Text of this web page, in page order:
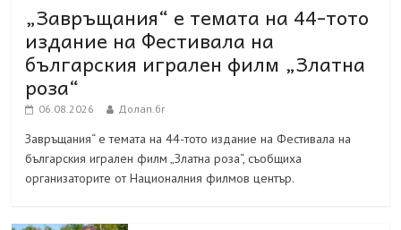
„Завръщания“ е темата на 44-тото
издание на Фестивала на
българския игрален филм „Златна
роза“
06.08.2026 Долап.бг
Завръщания“ е темата на 44-тото издание на Фестивала на
българския игрален филм „Златна роза“, съобщиха
организаторите от Националния филмов център.